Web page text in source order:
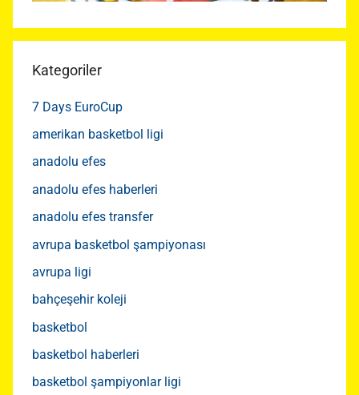
Kategoriler
7 Days EuroCup
amerikan basketbol ligi
anadolu efes
anadolu efes haberleri
anadolu efes transfer
avrupa basketbol şampiyonası
avrupa ligi
bahçeşehir koleji
basketbol
basketbol haberleri
basketbol şampiyonlar ligi